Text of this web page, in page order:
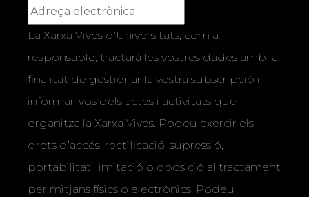
La Xarxa Vives d’Universitats, com a
responsable, tractarà les vostres dades amb la
finalitat de gestionar la vostra subscripció i
informar-vos dels actes i activitats que
organitza la Xarxa Vives. Podeu exercir els
drets d’accés, rectificació, supressió,
portabilitat, limitació o oposició al tractament
per mitjans físics o electrònics. Podeu